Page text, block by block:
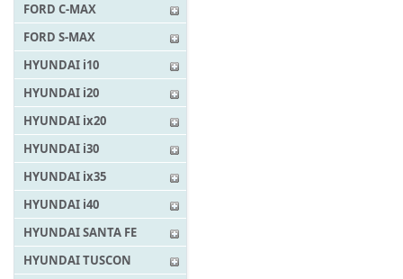
FORD C-MAX
FORD S-MAX
HYUNDAI i10
HYUNDAI i20
HYUNDAI ix20
HYUNDAI i30
HYUNDAI ix35
HYUNDAI i40
HYUNDAI SANTA FE
HYUNDAI TUSCON